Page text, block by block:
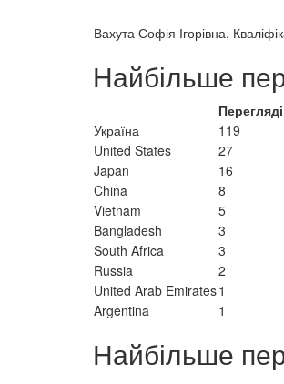
Вахута Софія Ігорівна.
Найбільше
Україна
119
United States
27
Japan
16
China
8
Vietnam
5
Bangladesh
3
South Africa
3
Russia
2
United Arab Emirates1
Argentina
1
Найбільше